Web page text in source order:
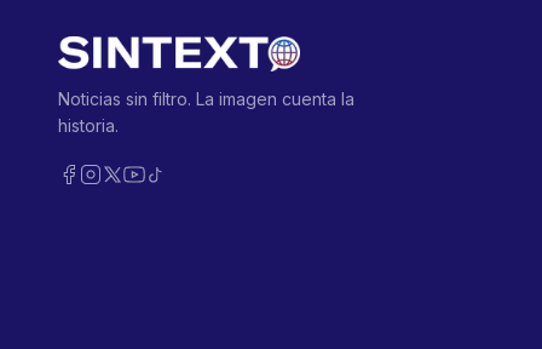
Noticias sin filtro. La imagen cuenta la
historia.